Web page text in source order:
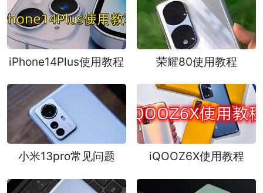
iPhone14Plus使用教程 荣耀80使用教程
小米13pro常见问题 iQOOZ6X使用教程